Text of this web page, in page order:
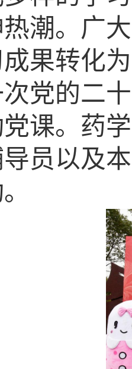
潮。广
果转化
党的二
课。药
员以及